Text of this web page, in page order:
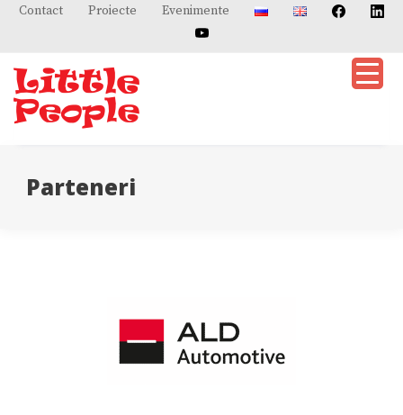
SkipContact Proiecte Evenimente
Parteneri